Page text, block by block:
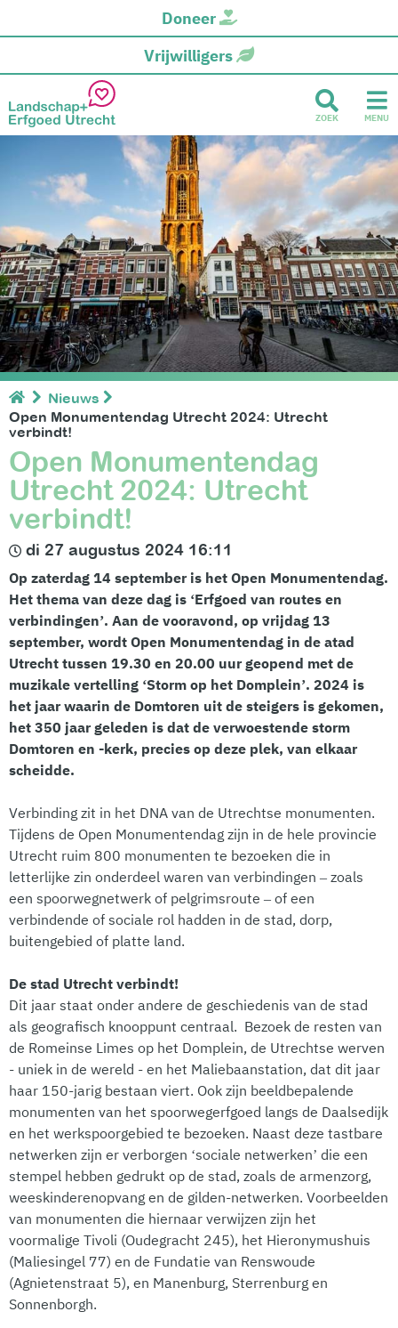
Doneer
Vrijwilligers
ZOEK MENU
Nieuws
Open Monumentendag Utrecht 2024: Utrecht
verbindt!
Open Monumentendag
Utrecht 2024: Utrecht
verbindt!
di 27 augustus 2024 16:11
Op zaterdag 14 september is het Open Monumentendag.
Het thema van deze dag is ‘Erfgoed van routes en
verbindingen’. Aan de vooravond, op vrijdag 13
september, wordt Open Monumentendag in de atad
Utrecht tussen 19.30 en 20.00 uur geopend met de
muzikale vertelling ‘Storm op het Domplein’. 2024 is
het jaar waarin de Domtoren uit de steigers is gekomen,
het 350 jaar geleden is dat de verwoestende storm
Domtoren en -kerk, precies op deze plek, van elkaar
scheidde.
Verbinding zit in het DNA van de Utrechtse monumenten.
Tijdens de Open Monumentendag zijn in de hele provincie
Utrecht ruim 800 monumenten te bezoeken die in
letterlijke zin onderdeel waren van verbindingen – zoals
een spoorwegnetwerk of pelgrimsroute – of een
verbindende of sociale rol hadden in de stad, dorp,
buitengebied of platte land.
De stad Utrecht verbindt!
Dit jaar staat onder andere de geschiedenis van de stad
als geografisch knooppunt centraal. Bezoek de resten van
de Romeinse Limes op het Domplein, de Utrechtse werven
- uniek in de wereld - en het Maliebaanstation, dat dit jaar
haar 150-jarig bestaan viert. Ook zijn beeldbepalende
monumenten van het spoorwegerfgoed langs de Daalsedijk
en het werkspoorgebied te bezoeken. Naast deze tastbare
netwerken zijn er verborgen ‘sociale netwerken’ die een
stempel hebben gedrukt op de stad, zoals de armenzorg,
weeskinderenopvang en de gilden-netwerken. Voorbeelden
van monumenten die hiernaar verwijzen zijn het
voormalige Tivoli (Oudegracht 245), het Hieronymushuis
(Maliesingel 77) en de Fundatie van Renswoude
(Agnietenstraat 5), en Manenburg, Sterrenburg en
Sonnenborgh.